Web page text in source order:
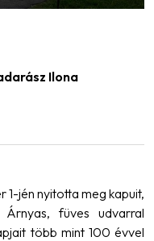
Ilona
1-jén nyitotta meg kapuit,
füves udvarral
több mint 100 évvel